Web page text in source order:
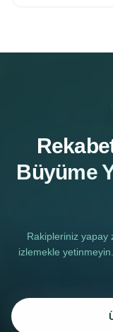
Büyüme
Rakipleriniz yapay
izlemekle